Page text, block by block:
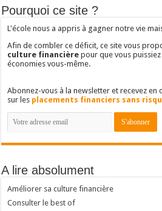
Pourquoi ce site ?
L'école nous a appris à gagner notre vie
Afin de combler ce déficit, ce site vous
culture financière pour que vous
économies vous-même.
Abonnez-vous à la newsletter et recevez en
sur les placements financiers sans
A lire absolument
Améliorer sa culture financière
Consulter le best of